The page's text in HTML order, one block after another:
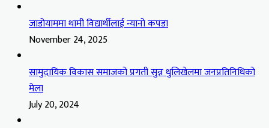
जाडोयाममा थामी विद्यार्थीलाई न्यानो कपडा
November 24, 2025
सामुदायिक विकास समाजको प्रगती सुन्न धुलिखेलमा जनप्रतिनिधिको
मेला
July 20, 2024